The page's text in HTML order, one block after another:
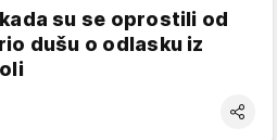
su se oprostili od
dušu o odlasku iz